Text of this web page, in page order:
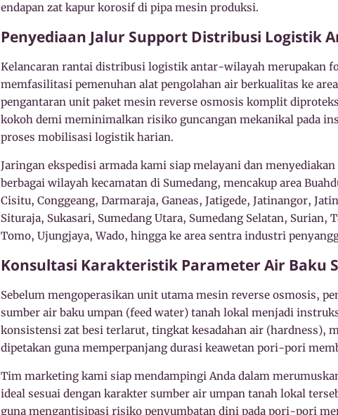
endapan zat kapur korosif di pipa mesin produksi.
Penyediaan Jalur Support Distribusi Logistik
Kelancaran rantai distribusi logistik antar-wilayah merupakan
memfasilitasi pemenuhan alat pengolahan air berkualitas ke
pengantaran unit paket mesin reverse osmosis komplit
kokoh demi meminimalkan risiko guncangan mekanikal pada
proses mobilisasi logistik harian.
Jaringan ekspedisi armada kami siap melayani dan
berbagai wilayah kecamatan di Sumedang, mencakup area
Cisitu, Conggeang, Darmaraja, Ganeas, Jatigede, Jatinangor,
Situraja, Sukasari, Sumedang Utara, Sumedang Selatan,
Tomo, Ujungjaya, Wado, hingga ke area sentra industri
Konsultasi Karakteristik Parameter Air Baku
Sebelum mengoperasikan unit utama mesin reverse osmosis,
sumber air baku umpan (feed water) tanah lokal menjadi
konsistensi zat besi terlarut, tingkat kesadahan air (hardness),
dipetakan guna memperpanjang durasi keawetan pori-pori
Tim marketing kami siap mendampingi Anda dalam
ideal sesuai dengan karakter sumber air umpan tanah lokal
guna mengantisipasi risiko penyumbatan dini pada pori-pori